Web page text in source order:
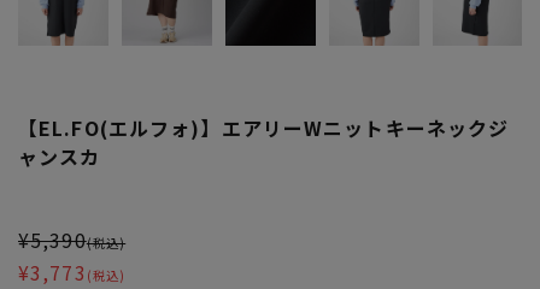
【EL.FO(エルフォ)】エアリーWニットキーネックジ
ャンスカ
¥5,390(税込)
¥3,773 (税込)